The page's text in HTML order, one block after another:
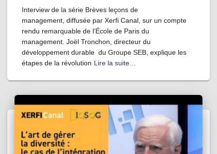
Interview de la série Brèves leçons de
management, diffusée par Xerfi Canal, sur un compte
rendu remarquable de l’École de Paris du
management. Joël Tronchon, directeur du
développement durable du Groupe SEB, explique les
étapes de la révolution Lire la suite…